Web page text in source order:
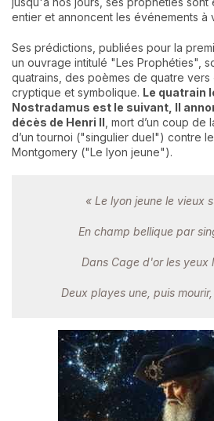
entier et annoncent les événements à
Ses prédictions, publiées pour la
un ouvrage intitulé "Les Prophéties",
quatrains, des poèmes de quatre vers
cryptique et symbolique. Le quatrain
Nostradamus est le suivant, Il
décès de Henri II , mort d’un coup
d’un tournoi ("singulier duel") contre
Montgomery ("Le lyon jeune").
« Le lyon jeune le vieux
En champ bellique par
Dans Cage d'or les yeux
Deux playes une, puis